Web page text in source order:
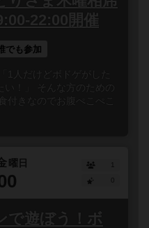
22:00開催
でも参加
1人だけどボドゲがした
い！」 そんな方のための
付きなのでお腹ぺこぺこ
曜日
1
で遊ぼう！ボ